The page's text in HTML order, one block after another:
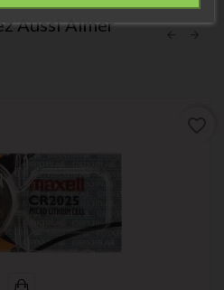
Aussi Aimer